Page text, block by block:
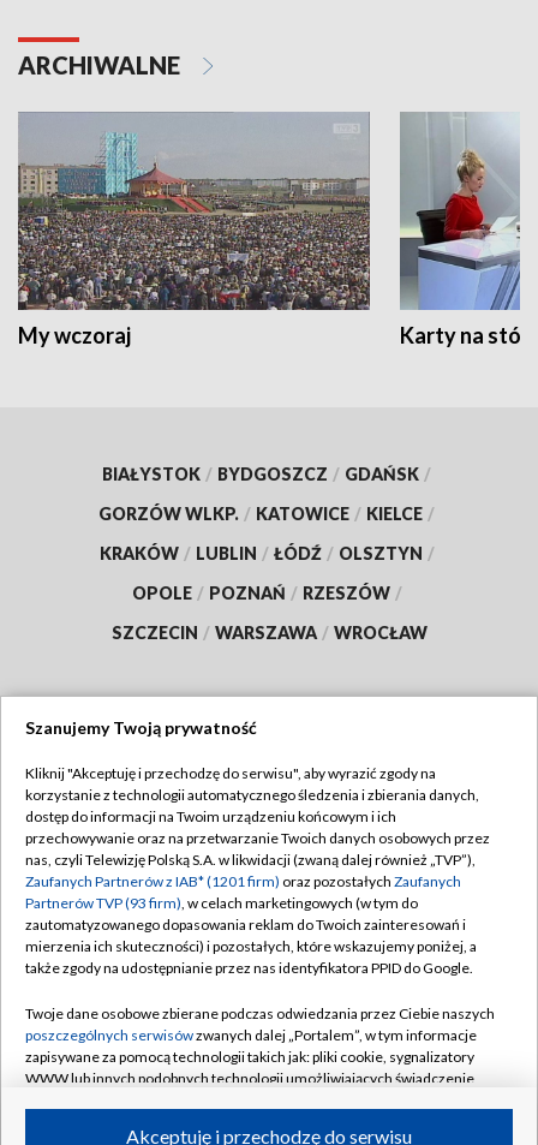
ARCHIWALNE
My wczoraj Karty na
BIAŁYSTOK / BYDGOSZCZ / GDAŃSK /
GORZÓW WLKP. / KATOWICE / KIELCE /
KRAKÓW / LUBLIN / ŁÓDŹ / OLSZTYN /
OPOLE / POZNAŃ / RZESZÓW /
SZCZECIN / WARSZAWA / WROCŁAW
TVP
Abonament TVP
Emisja w TVP
Centrum informacji TVP
Naziemna Telewizja Cyfrowa
Rada Programowa
System NOS
Informacje o nadawcy
Regulamin TVP
Polityka prywatności
Moje zgody
Pomoc
Kontakt
Kanały
Szanujemy Twoją prywatność
Kliknij "Akceptuję i przechodzę do serwisu", aby wyrazić zgody na
korzystanie z technologii automatycznego śledzenia i zbierania danych,
dostęp do informacji na Twoim urządzeniu końcowym i ich
przechowywanie oraz na przetwarzanie Twoich danych osobowych przez
nas, czyli Telewizję Polską S.A. w likwidacji (zwaną dalej również „TVP”),
Zaufanych Partnerów z IAB* (1201 firm) oraz pozostałych Zaufanych
Partnerów TVP (93 firm), w celach marketingowych (w tym do
zautomatyzowanego dopasowania reklam do Twoich zainteresowań i
mierzenia ich skuteczności) i pozostałych, które wskazujemy poniżej, a
także zgody na udostępnianie przez nas identyfikatora PPID do Google.
Twoje dane osobowe zbierane podczas odwiedzania przez Ciebie naszych
poszczególnych serwisówzwanych dalej „Portalem”, w tym informacje
zapisywane za pomocą technologii takich jak: pliki cookie, sygnalizatory
WWW lub innych podobnych technologii umożliwiających świadczenie
Akceptuję i przechodzę do serwisu